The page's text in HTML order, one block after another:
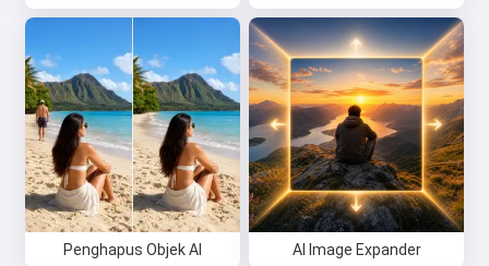
Penghapus Objek AI AI Image Expander